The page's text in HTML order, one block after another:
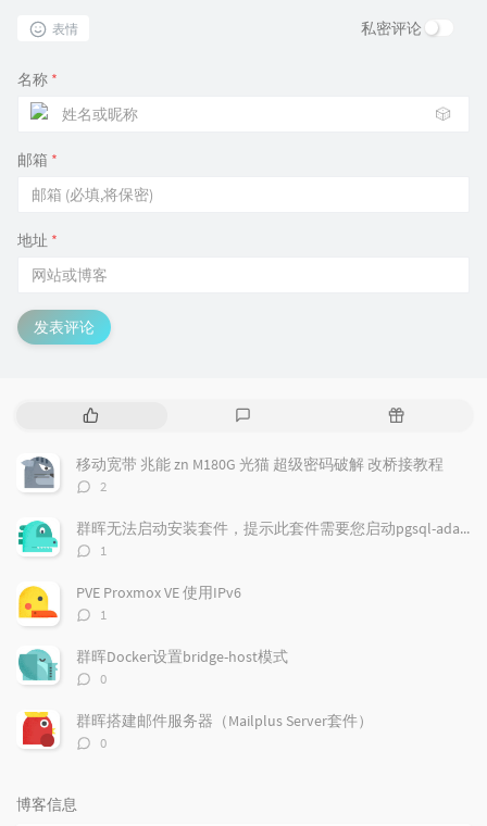
表情 私密评论
名称 *
🎲
邮箱 *
地址 *
发表评论
热
文
章
评
论
随
文
章
移动宽带 兆能 zn M180G 光猫 超级密码破解 改桥接教程
评
数：
2
群晖无法启动安装套件，提示此套件需要您启动pgsql-adapter.service
评
数：
1
PVE Proxmox VE 使用IPv6
评
数：
1
群晖Docker设置bridge-host模式
评
数：
0
群晖搭建邮件服务器（Mailplus Server套件）
评
0
博客信息